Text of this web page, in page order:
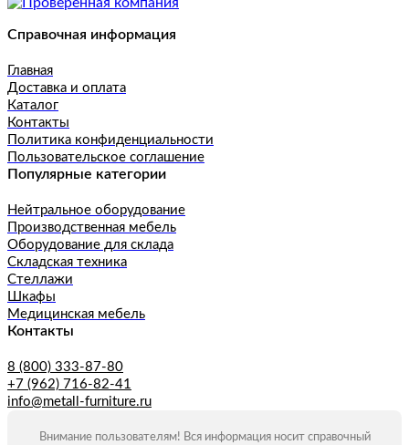
Справочная информация
Главная
Доставка и оплата
Каталог
Контакты
Политика конфиденциальности
Пользовательское соглашение
Популярные категории
Нейтральное оборудование
Производственная мебель
Оборудование для склада
Складская техника
Стеллажи
Шкафы
Медицинская мебель
Контакты
8 (800) 333-87-80
+7 (962) 716-82-41
info@metall-furniture.ru
Внимание пользователям! Вся информация носит справочный